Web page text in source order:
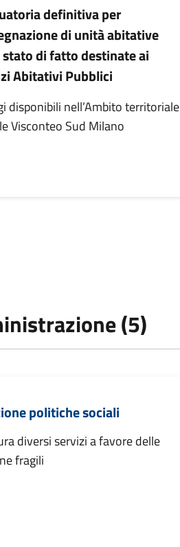
definitiva per
di unità abitative
di fatto destinate ai
Abitativi Pubblici
disponibili nell’Ambito territoriale
Visconteo Sud Milano
(5)
politiche sociali
diversi servizi a favore delle
fragili